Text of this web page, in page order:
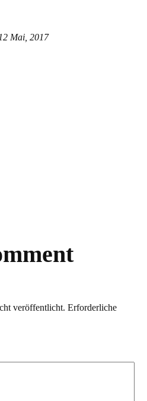
12 Mai, 2017
veröffentlicht. Erforderliche